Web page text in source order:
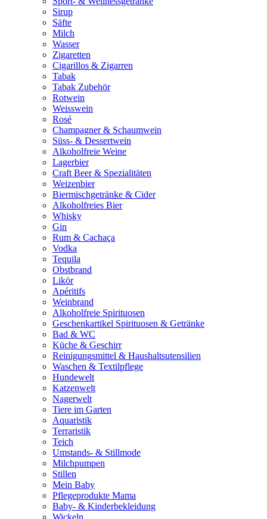
Sirup
Säfte
Milch
Wasser
Zigaretten
Cigarillos & Zigarren
Tabak
Tabak Zubehör
Rotwein
Weisswein
Rosé
Champagner & Schaumwein
Süss- & Dessertwein
Alkoholfreie Weine
Lagerbier
Craft Beer & Spezialitäten
Weizenbier
Biermischgetränke & Cider
Alkoholfreies Bier
Whisky
Gin
Rum & Cachaça
Vodka
Tequila
Obstbrand
Likör
Apéritifs
Weinbrand
Alkoholfreie Spirituosen
Geschenkartikel Spirituosen & Getränke
Bad & WC
Küche & Geschirr
Reinigungsmittel & Haushaltsutensilien
Waschen & Textilpflege
Hundewelt
Katzenwelt
Nagerwelt
Tiere im Garten
Aquaristik
Terraristik
Teich
Umstands- & Stillmode
Milchpumpen
Stillen
Mein Baby
Pflegeprodukte Mama
Baby- & Kinderbekleidung
Wickeln